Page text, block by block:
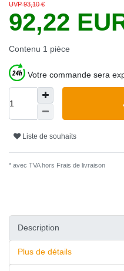
UVP 93,10 €
92,22
Contenu 1 pièce
Votre commande sera
Liste de souhaits
* avec TVA hors Frais de livraison
Description
Plus de détails